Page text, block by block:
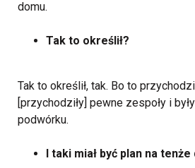
domu.
Tak to określił?
Tak to określił, tak. Bo to
[przychodziły] pewne zespoły i
podwórku.
I taki miał być plan na tenże